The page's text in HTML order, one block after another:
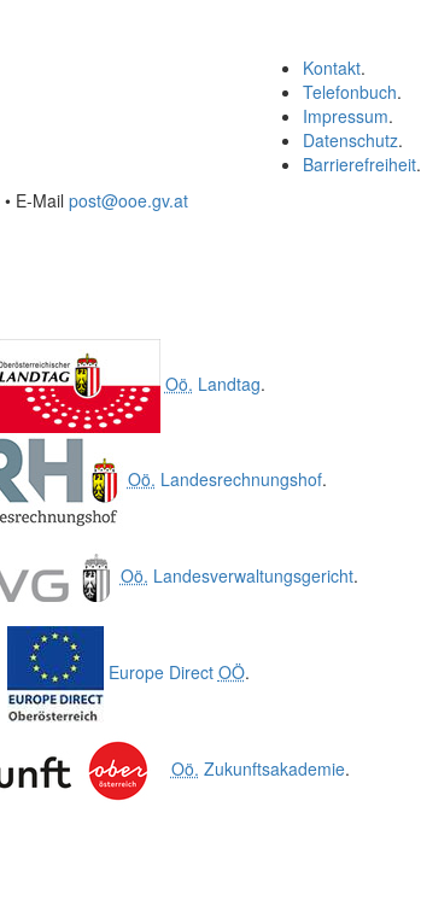
Kontakt.
Telefonbuch.
Impressum.
Datenschutz.
Barrierefreiheit.
• E-Mail post@ooe.gv.at
Oö. Landtag.
Oö. Landesrechnungshof.
Oö. Landesverwaltungsgericht.
Europe Direct OÖ.
Oö. Zukunftsakademie.